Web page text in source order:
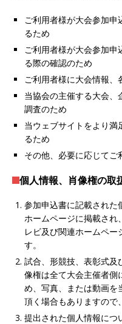
ご利用者様が大会参加申
るため
ご利用者様が大会参加申
る際の確認のため
ご利用者様に大会情報、
当協会の主催する大会、
調査のため
当ウェブサイトをより満
るため
その他、必要に応じてご
個人情報、肖像権の取
参加申込書に記載された
ホームページに掲載され
レビ及び関連ホームペー
す。
試合、形競技、表彰式及
像権は全て大会主催者側
め、写真、または動画を
頂く場合もありますので
提出された個人情報につ